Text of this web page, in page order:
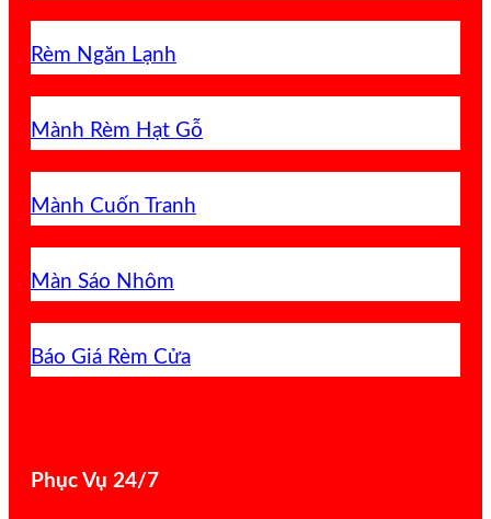
Rèm Ngăn Lạnh
Mành Rèm Hạt Gỗ
Mành Cuốn Tranh
Màn Sáo Nhôm
Báo Giá Rèm Cửa
Phục Vụ 24/7